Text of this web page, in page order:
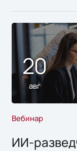
20
авг
Вебинар
ИИ-